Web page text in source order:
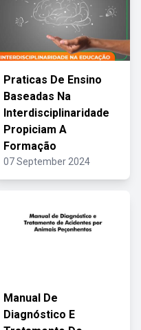
Praticas De Ensino
Baseadas Na
Interdisciplinaridade
Propiciam A
Formação
07 September 2024
Manual De
Diagnóstico E